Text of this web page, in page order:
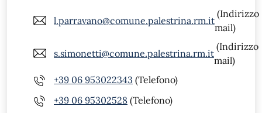
l.parravano@comune.palestrina.rm.it
(Indirizzo
mail)
s.simonetti@comune.palestrina.rm.it
(Indirizzo
mail)
+39 06 953022343 (Telefono)
+39 06 95302528 (Telefono)